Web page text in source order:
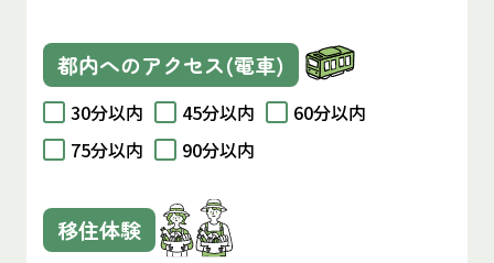
都内へのアクセス(電車)
30分以内 45分以内
60分以内
75分以内
90分以内
移住体験